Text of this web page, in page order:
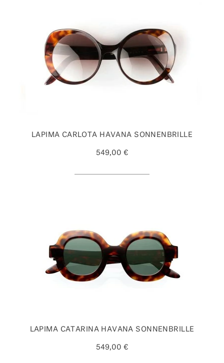
LAPIMA CARLOTA HAVANA SONNENBRILLE
549,00 €
LAPIMA CATARINA HAVANA SONNENBRILLE
549,00 €